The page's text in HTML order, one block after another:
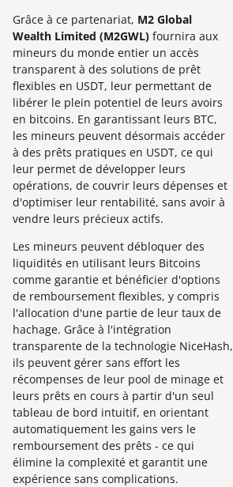
Grâce à ce partenariat, M2 Global
Wealth Limited (M2GWL) fournira aux
mineurs du monde entier un accès
transparent à des solutions de prêt
flexibles en USDT, leur permettant de
libérer le plein potentiel de leurs avoirs
en bitcoins. En garantissant leurs BTC,
les mineurs peuvent désormais accéder
à des prêts pratiques en USDT, ce qui
leur permet de développer leurs
opérations, de couvrir leurs dépenses et
d'optimiser leur rentabilité, sans avoir à
vendre leurs précieux actifs.
Les mineurs peuvent débloquer des
liquidités en utilisant leurs Bitcoins
comme garantie et bénéficier d'options
de remboursement flexibles, y compris
l'allocation d'une partie de leur taux de
hachage. Grâce à l'intégration
transparente de la technologie NiceHash,
ils peuvent gérer sans effort les
récompenses de leur pool de minage et
leurs prêts en cours à partir d'un seul
tableau de bord intuitif, en orientant
automatiquement les gains vers le
remboursement des prêts - ce qui
élimine la complexité et garantit une
expérience sans complications.